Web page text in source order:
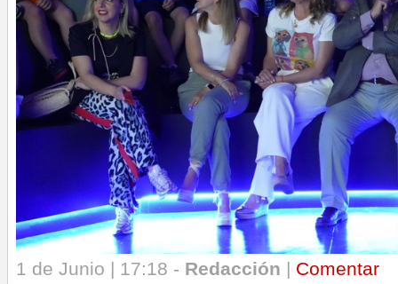
1 de Junio | 17:18 - Redacción | Comentar